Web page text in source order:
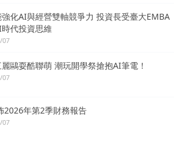
化AI與經營雙軸競爭力 投資長受臺大EMBA
代投資思維
07
麗鷗耍酷聯萌 潮玩開學祭搶抱AI筆電！
07
2026年第2季財務報告
07